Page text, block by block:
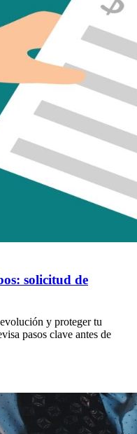
solicitud de
y proteger tu
pasos clave antes de